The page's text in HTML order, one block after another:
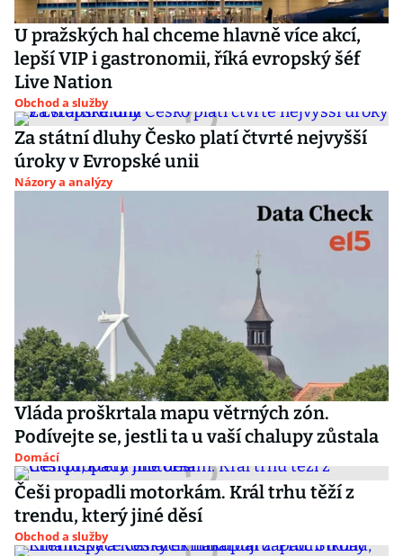
U pražských hal chceme hlavně více akcí,
lepší VIP i gastronomii, říká evropský šéf
Live Nation
Obchod a služby
Za státní dluhy Česko platí čtvrté nejvyšší
úroky v Evropské unii
Názory a analýzy
Vláda proškrtala mapu větrných zón.
Podívejte se, jestli ta u vaší chalupy zůstala
Domácí
Češi propadli motorkám. Král trhu těží z
trendu, který jiné děsí
Obchod a služby